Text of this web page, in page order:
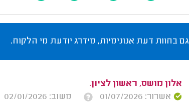
גם בחוות דעת אנונימיות, מידרג יודעת מי הלקוח.
אלון מושס, ראשון לציון.
אשרור: 01/07/2026
משוב: 02/01/2026